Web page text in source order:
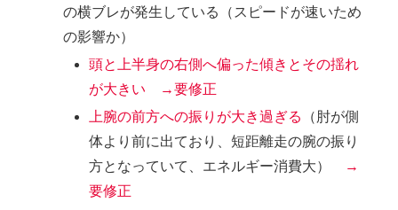
の横ブレが発生している（スピードが速いため
の影響か）
頭と上半身の右側へ偏った傾きとその揺れ
が大きい →要修正
上腕の前方への振りが大き過ぎる
（肘が側
体より前に出ており、短距離走の腕の振り
方となっていて、エネルギー消費大）
→
要修正